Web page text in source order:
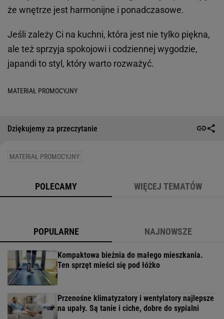
że wnętrze jest harmonijne i ponadczasowe.
Jeśli zależy Ci na kuchni, która jest nie tylko piękna,
ale też sprzyja spokojowi i codziennej wygodzie,
japandi to styl, który warto rozważyć.
MATERIAŁ PROMOCYJNY
Dziękujemy za przeczytanie
MATERIAŁ PROMOCYJNY
POLECAMY WIĘCEJ TEMATÓW
POPULARNE NAJNOWSZE
Kompaktowa bieżnia do małego mieszkania.
Ten sprzęt mieści się pod łóżko
Przenośne klimatyzatory i wentylatory najlepsze
na upały. Są tanie i ciche, dobre do sypialni